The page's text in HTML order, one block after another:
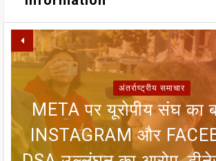
SIR फॉर्म से ECI NET
रजिस्ट्रेशन तक, चुनाव आयोग
अंतर्राष्ट्रीय समाचार
META पर यूरोपीय संघ का
INSTAGRAM और
जन्म प्रमाणपत्र नहीं है तो
मानसून पर एल नीनो का
सीतामढ़ी वार्ड 8 वैदेही